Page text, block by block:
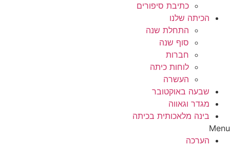
כתיבת סיפורים
הכיתה שלנו
התחלת שנה
סוף שנה
חברות
לוחות כיתה
העשרה
שבעה באוקטובר
מגדר וגאווה
בינה מלאכותית בכיתה
Menu
הערכה